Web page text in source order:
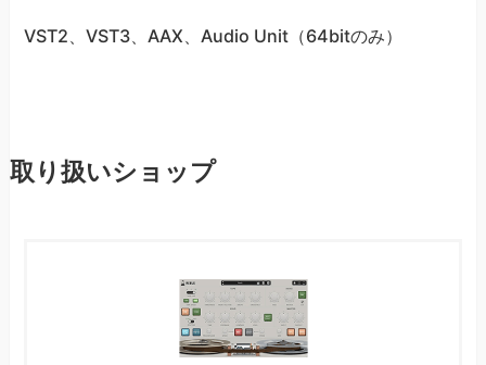
VST2、VST3、AAX、Audio Unit（64bitのみ）
取り扱いショップ